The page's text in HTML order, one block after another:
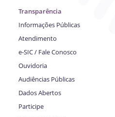
Transparência
Informações Públicas
Atendimento
e-SIC / Fale Conosco
Ouvidoria
Audiências Públicas
Dados Abertos
Participe